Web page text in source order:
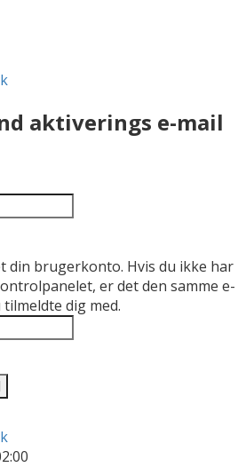
aktiverings e-mail
din brugerkonto. Hvis du ikke har
er det den samme e-
dig med.